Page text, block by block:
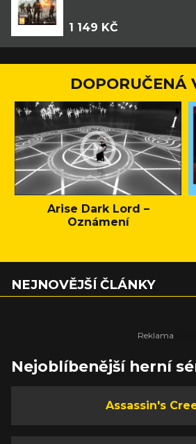
1 149 KČ
DOPORUČENÁ
Arise Dark Lord –
Oznámení
NEJNOVĚJŠÍ ČLÁNKY
Nejoblíbenější herní
Assassin's